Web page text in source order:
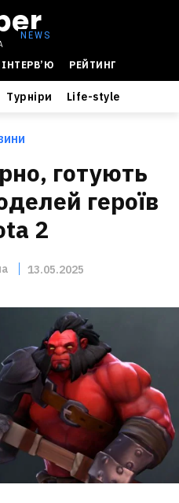
ІНТЕРВ’Ю РЕЙТИНГ
Турніри Life-style
готують
героїв
2
13.05.2025